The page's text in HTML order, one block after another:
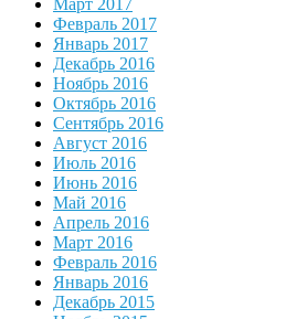
Март 2017
Февраль 2017
Январь 2017
Декабрь 2016
Ноябрь 2016
Октябрь 2016
Сентябрь 2016
Август 2016
Июль 2016
Июнь 2016
Май 2016
Апрель 2016
Март 2016
Февраль 2016
Январь 2016
Декабрь 2015